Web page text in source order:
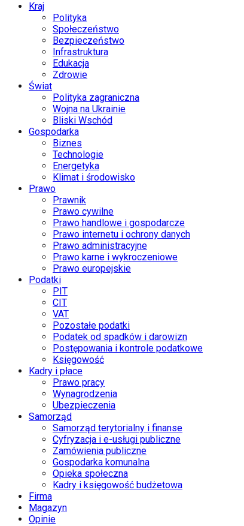
Kraj
Polityka
Społeczeństwo
Bezpieczeństwo
Infrastruktura
Edukacja
Zdrowie
Świat
Polityka zagraniczna
Wojna na Ukrainie
Bliski Wschód
Gospodarka
Biznes
Technologie
Energetyka
Klimat i środowisko
Prawo
Prawnik
Prawo cywilne
Prawo handlowe i gospodarcze
Prawo internetu i ochrony danych
Prawo administracyjne
Prawo karne i wykroczeniowe
Prawo europejskie
Podatki
PIT
CIT
VAT
Pozostałe podatki
Podatek od spadków i darowizn
Postępowania i kontrole podatkowe
Księgowość
Kadry i płace
Prawo pracy
Wynagrodzenia
Ubezpieczenia
Samorząd
Samorząd terytorialny i finanse
Cyfryzacja i e-usługi publiczne
Zamówienia publiczne
Gospodarka komunalna
Opieka społeczna
Kadry i księgowość budżetowa
Firma
Magazyn
Opinie